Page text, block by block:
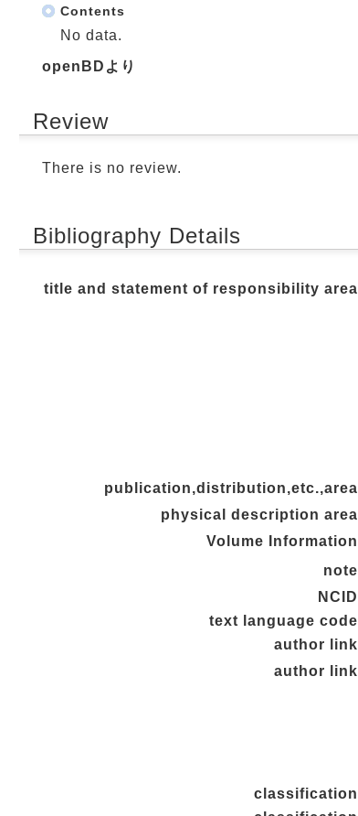
Contents
No data.
openBDより
Review
There is no review.
Bibliography Details
title and statement of responsibility area
publication,distribution,etc.,area
physical description area
Volume Information
note
NCID
text language code
author link
author link
classification